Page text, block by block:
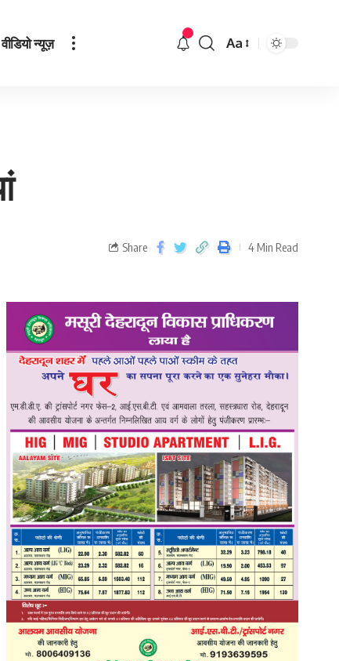
वीडियो न्यूज़ Aa
Share 4 Min Read